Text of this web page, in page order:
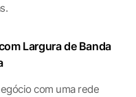
Largura de Banda
com uma rede